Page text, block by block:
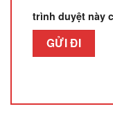
trình duyệt này